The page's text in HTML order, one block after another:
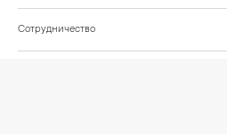
Сотрудничество